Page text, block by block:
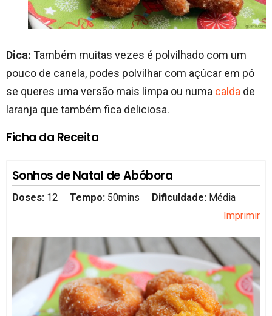
Dica: Também muitas vezes é polvilhado com um
pouco de canela, podes polvilhar com açúcar em pó
se queres uma versão mais limpa ou numa calda de
laranja que também fica deliciosa.
Ficha da Receita
Sonhos de Natal de Abóbora
Doses: 12 Tempo: 50mins Dificuldade: Média
Imprimir